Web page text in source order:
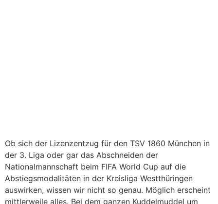
Ob sich der Lizenzentzug für den TSV 1860 München in
der 3. Liga oder gar das Abschneiden der
Nationalmannschaft beim FIFA World Cup auf die
Abstiegsmodalitäten in der Kreisliga Westthüringen
auswirken, wissen wir nicht so genau. Möglich erscheint
mittlerweile alles. Bei dem ganzen Kuddelmuddel um